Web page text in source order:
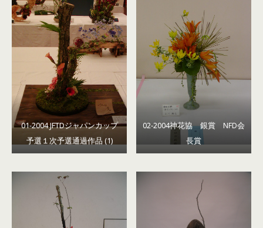
01-2004 JFTDジャパンカップ
予選１次予選通過作品 (1)
02-2004神花協 銀賞 NFD会
長賞